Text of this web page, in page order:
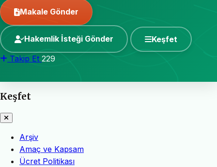
Makale Gönder
Hakemlik İsteği Gönder Keşfet
Takip Et 229
Keşfet
Arşiv
Amaç ve Kapsam
Ücret Politikası